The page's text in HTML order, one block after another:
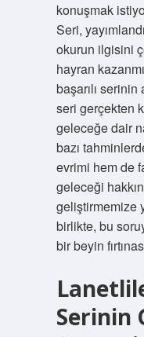
konuşmak
Seri,
okurun ilgisini
hayran
başarılı serinin
seri gerçekten
geleceğe dair
bazı
evrimi hem de
geleceği
geliştirmemize
birlikte, bu
bir beyin
Serinin